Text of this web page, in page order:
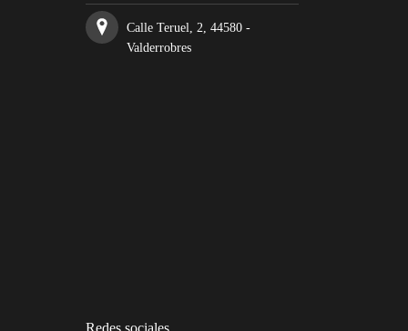
Calle Teruel, 2, 44580 -
Valderrobres
Redes sociales